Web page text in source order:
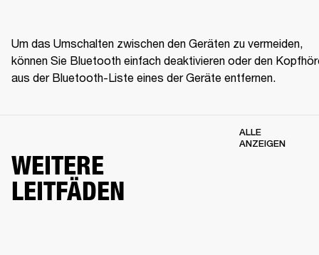
Um das Umschalten zwischen den Geräten zu vermeiden,
können Sie Bluetooth einfach deaktivieren oder den
aus der Bluetooth-Liste eines der Geräte entfernen.
WEITERE
LEITFÄDEN
ALLE
ANZEIGEN